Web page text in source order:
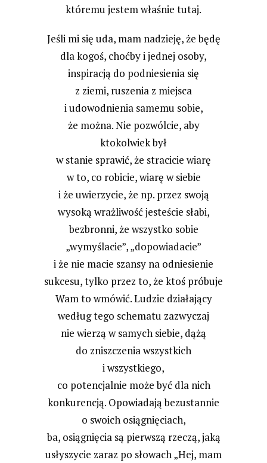
któremu jestem właśnie tutaj.
Jeśli mi się uda, mam nadzieję, że będę
dla kogoś, choćby i jednej osoby,
inspiracją do podniesienia się
z ziemi, ruszenia z miejsca
i udowodnienia samemu sobie,
że można. Nie pozwólcie, aby
ktokolwiek był
w stanie sprawić, że stracicie wiarę
w to, co robicie, wiarę w siebie
i że uwierzycie, że np. przez swoją
wysoką wrażliwość jesteście słabi,
bezbronni, że wszystko sobie
„wymyślacie”, „dopowiadacie”
i że nie macie szansy na odniesienie
sukcesu, tylko przez to, że ktoś próbuje
Wam to wmówić. Ludzie działający
według tego schematu zazwyczaj
nie wierzą w samych siebie, dążą
do zniszczenia wszystkich
i wszystkiego,
co potencjalnie może być dla nich
konkurencją. Opowiadają bezustannie
o swoich osiągnięciach,
ba, osiągnięcia są pierwszą rzeczą, jaką
usłyszycie zaraz po słowach „Hej, mam